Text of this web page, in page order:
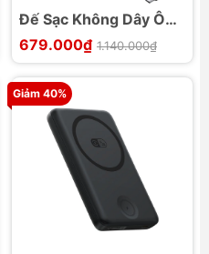
Đế Sạc Không Dây Ô
Tô Baseus PrimeTrip
C03s Pro
679.000₫ 1.140.000₫
Giảm 40%